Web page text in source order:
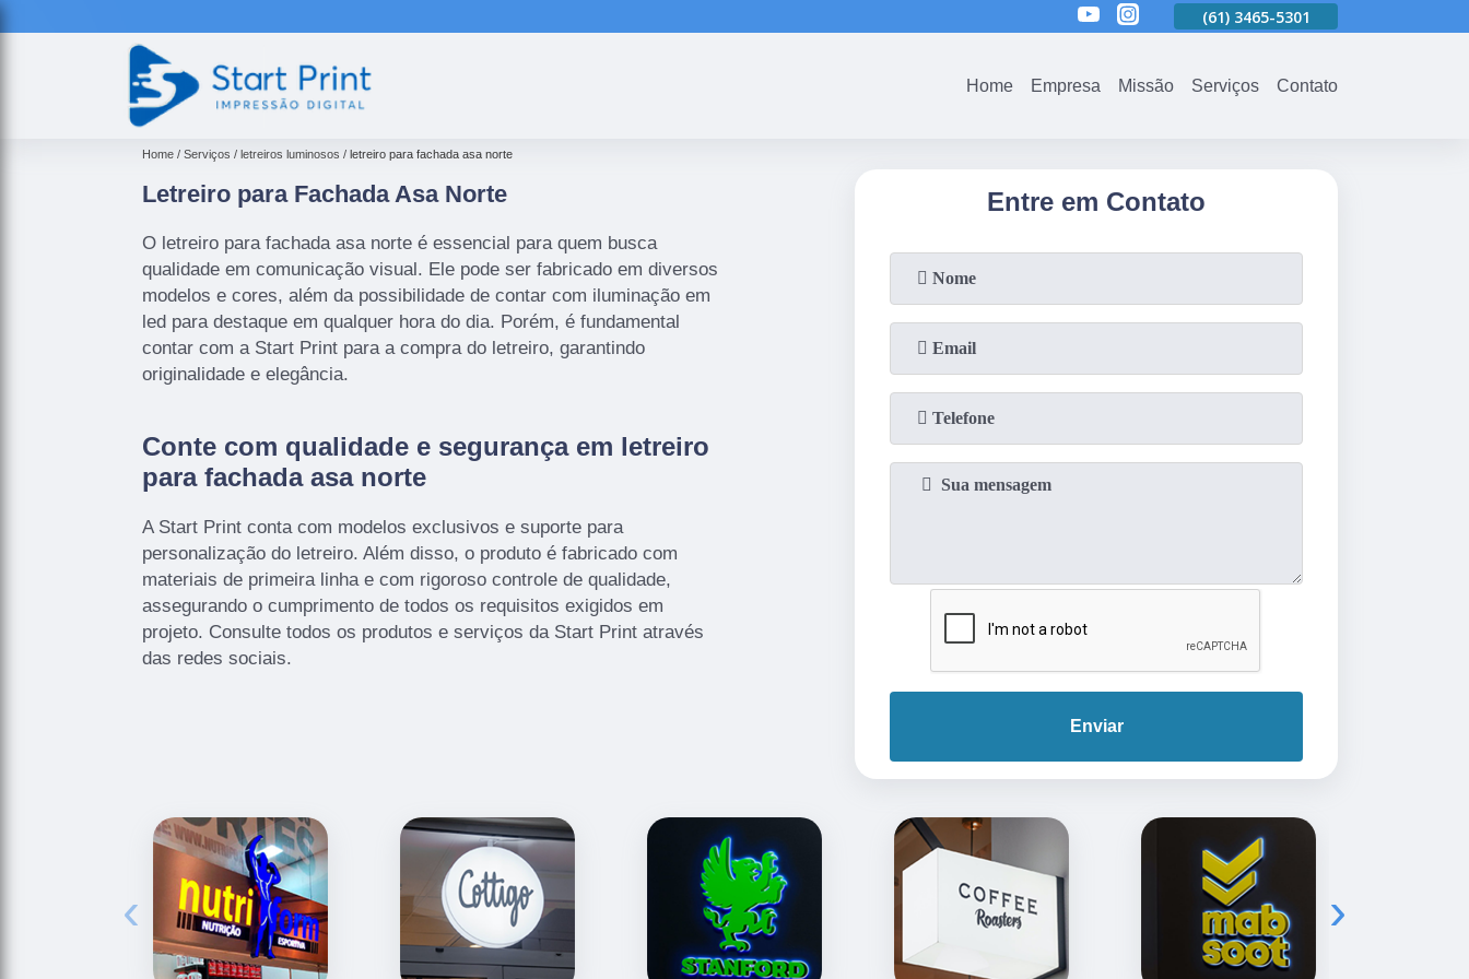
3465-5301 (61) 3465-5301
Home Empresa Missão Serviços Contato
Home Serviços letreiros luminosos letreiro para fachada asa norte
Letreiro para Fachada Asa Norte
O letreiro para fachada asa norte é essencial para quem busca
qualidade em comunicação visual. Ele pode ser fabricado em diversos
modelos e cores, além da possibilidade de contar com iluminação em
led para destaque em qualquer hora do dia. Porém, é fundamental
contar com a Start Print para a compra do letreiro, garantindo
originalidade e elegância.
Conte com qualidade e segurança em letreiro
para fachada asa norte
A Start Print conta com modelos exclusivos e suporte para
personalização do letreiro. Além disso, o produto é fabricado com
materiais de primeira linha e com rigoroso controle de qualidade,
assegurando o cumprimento de todos os requisitos exigidos em
projeto. Consulte todos os produtos e serviços da Start Print através
das redes sociais.
Entre em Contato
Enviar
‹ ›